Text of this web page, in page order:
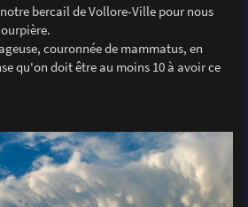
bercail de Vollore-Ville pour nous
couronnée de mammatus, en
qu'on doit être au moins 10 à avoir ce